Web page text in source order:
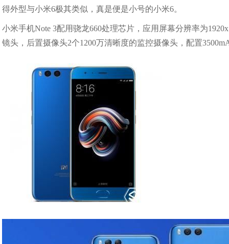
得外型与小米6极其类似，真是便是小号的小米6。
小米手机Note 3配用骁龙660处理芯片，应用屏幕分辨率为
镜头，后置摄像头2个1200万清晰度的监控摄像头，配置